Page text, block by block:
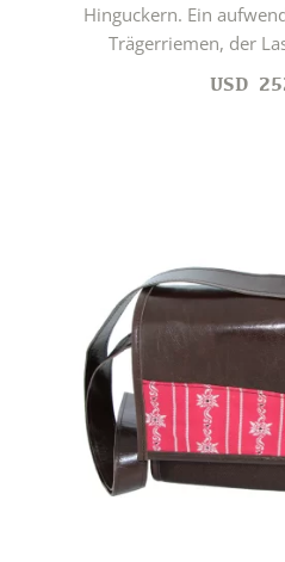
Hinguckern. Ein
Trägerriemen, der
USD